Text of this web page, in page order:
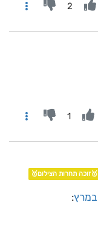
2
1
🥇זוכה תחרות הצילום🥇
: